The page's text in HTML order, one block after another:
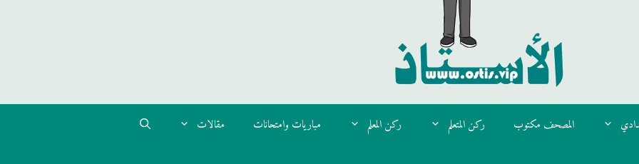
المصحف مكتوب ركن المتعلم ركن المعلم مباريات وامتحانات مقالات